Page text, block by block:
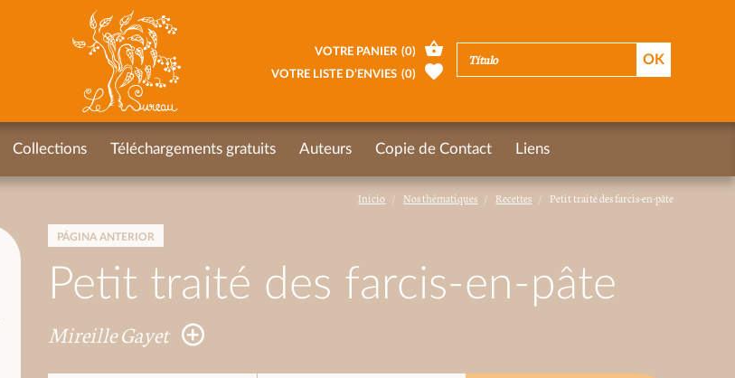
Inicio Nos thématiques Recettes Petit traité des farcis-en-pâte
PÁGINA ANTERIOR
Petit traité des farcis-en-pâte
Mireille Gayet
VOTRE PANIER (0)
VOTRE LISTE D’ENVIES (0)
Collections Téléchargements gratuits Auteurs Copie de Contact Liens